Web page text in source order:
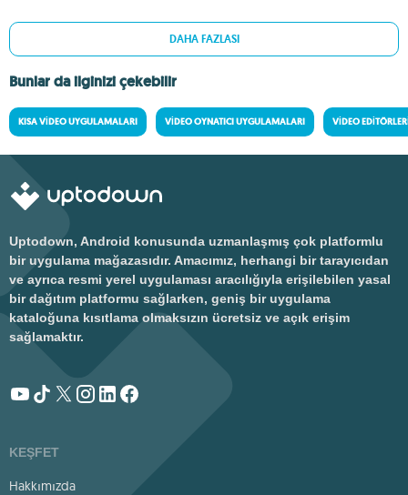
DAHA FAZLASI
Bunlar da ilginizi çekebilir
KISA VIDEO UYGULAMALARI VIDEO OYNATICI UYGULAMALARI VIDEO
Uptodown, Android konusunda uzmanlaşmış çok platformlu
bir uygulama mağazasıdır. Amacımız, herhangi bir tarayıcıdan
ve ayrıca resmi yerel uygulaması aracılığıyla erişilebilen yasal
bir dağıtım platformu sağlarken, geniş bir uygulama
kataloğuna kısıtlama olmaksızın ücretsiz ve açık erişim
sağlamaktır.
KEŞFET
Hakkımızda